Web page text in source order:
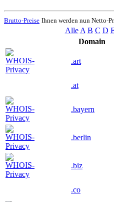
Brutto-Preise Ihnen werden nun Netto-
Alle A B C D
Domain
.art
.at
.bayern
.berlin
.biz
.co